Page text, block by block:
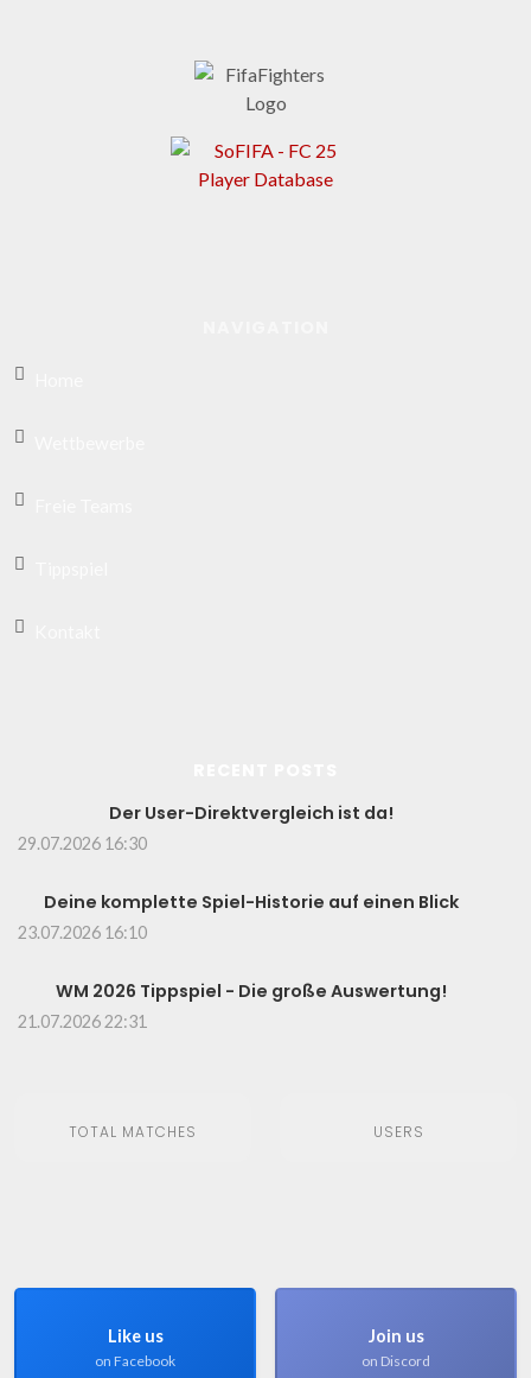
Der User-Direktvergleich ist da!
29.07.2026 16:30
Deine komplette Spiel-Historie auf einen Blick
23.07.2026 16:10
WM 2026 Tippspiel - Die große Auswertung!
21.07.2026 22:31
TOTAL MATCHES USERS
Like us
on Facebook
Join us
on Discord